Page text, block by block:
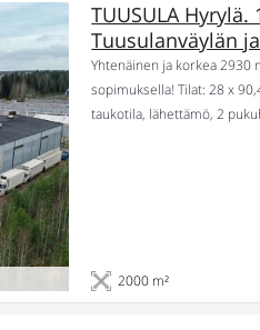
TUUSULA
Tuusulanväylän
Yhtenäinen ja korkea 2930
sopimuksella! Tilat: 28 x
taukotila, lähettämö, 2
2000 m²